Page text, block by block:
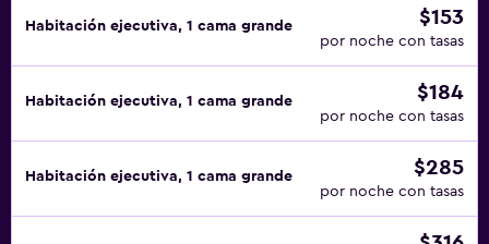
Habitación ejecutiva, 1 cama grande $153
por noche con tasas
Habitación ejecutiva, 1 cama grande $184
por noche con tasas
Habitación ejecutiva, 1 cama grande $285
por noche con tasas